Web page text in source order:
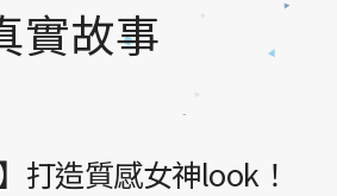
實故事
打造質感女神look！